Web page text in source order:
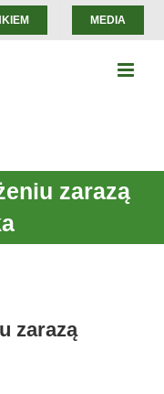
MEDIA
zarazą
zarazą